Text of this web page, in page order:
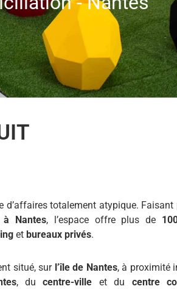
d’affaires totalement atypique. Faisant
Nantes, l’espace offre plus de
et bureaux privés.
situé, sur l’île de Nantes, à proximité
, ducentre-ville et du centre